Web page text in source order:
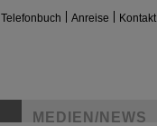
Telefonbuch Anreise Kontakt
MEDIEN/NEWS